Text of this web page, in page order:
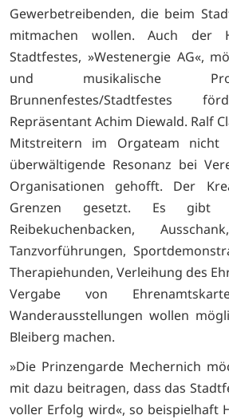
Gewerbetreibenden, die beim
mitmachen wollen. Auch der
Stadtfestes, »Westenergie AG«,
und musikalische
Brunnenfestes/
Repräsentant Achim Diewald. Ralf
Mitstreitern im Orgateam nicht
überwältigende Resonanz bei
Organisationen gehofft. Der
Grenzen gesetzt. Es gibt
Reibekuchenbacken,
Tanzvorführungen,
Therapiehunden, Verleihung des
Vergabe von
Wanderausstellungen wollen
Bleiberg machen.
»Die Prinzengarde Mechernich
mit dazu beitragen, dass das
voller Erfolg wird«, so beispielhaft